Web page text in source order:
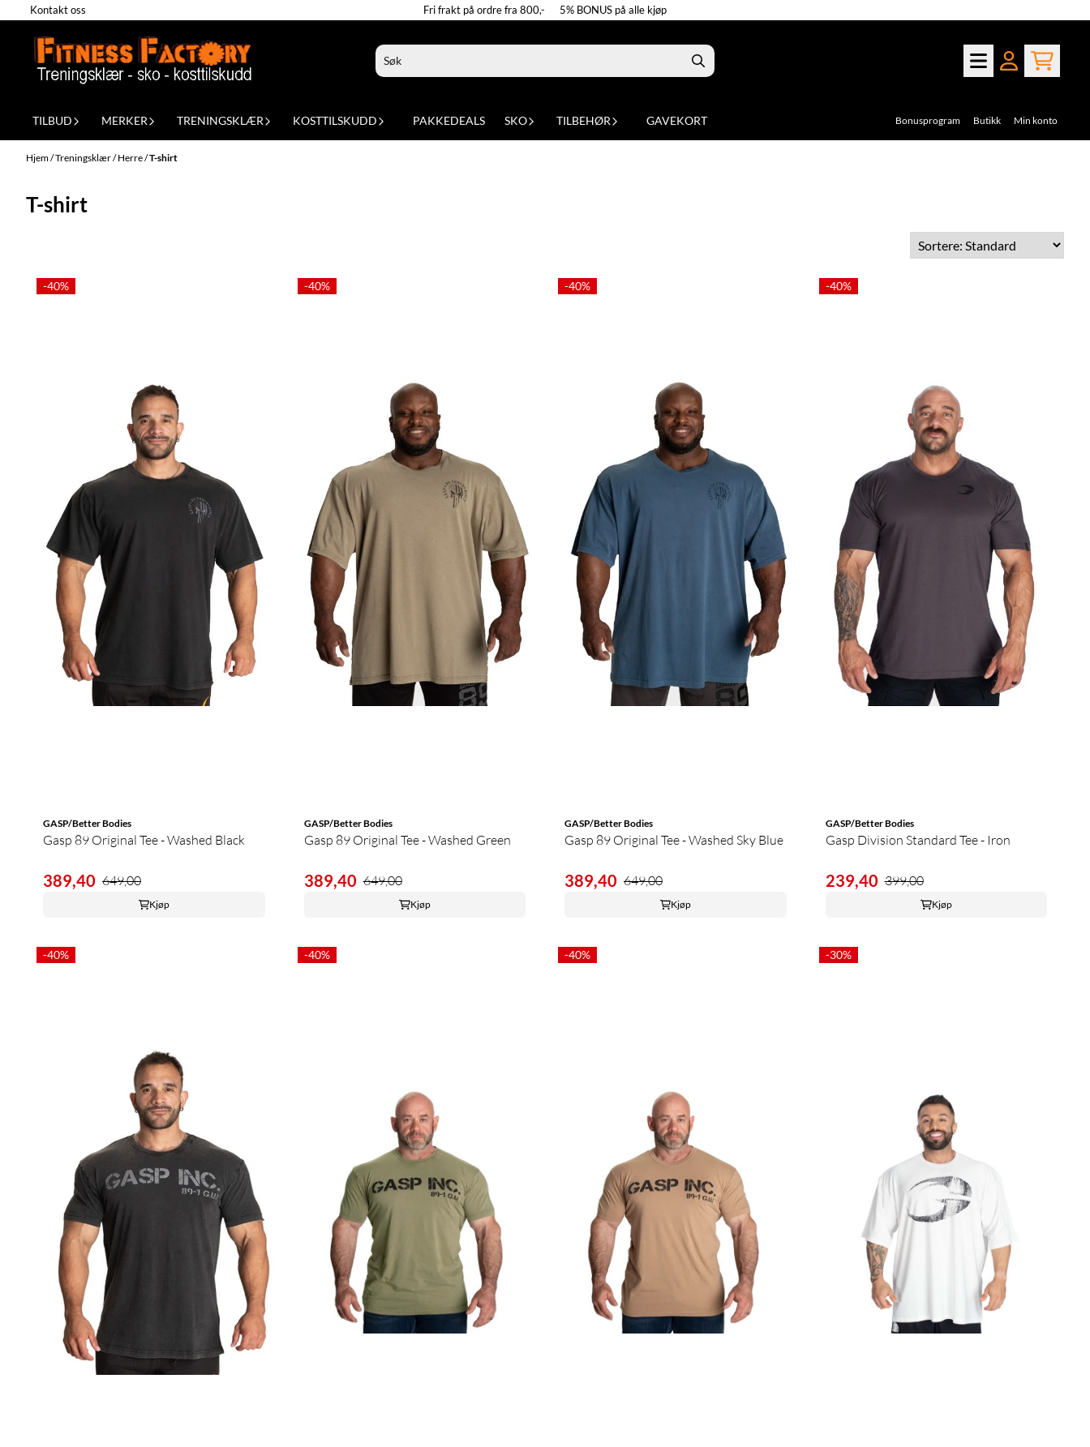
Hopp til innhold
Kontakt oss Fri frakt på ordre fra 800,- 5% BONUS på alle kjøp
TILBUD MERKER TRENINGSKLÆR KOSTTILSKUDD PAKKEDEALS SKO TILBEHØR GAVEKORT Bonusprogram Butikk Min konto
Hjem/Treningsklær/Herre/T-shirt
T-shirt
-40%
GASP/Better Bodies
Gasp 89 Original Tee - Washed Black
389,40 649,00
Kjøp
-40%
GASP/Better Bodies
Gasp 89 Original Tee - Washed Green
389,40 649,00
Kjøp
-40%
GASP/Better Bodies
Gasp 89 Original Tee - Washed Sky Blue
389,40 649,00
Kjøp
-40%
GASP/Better Bodies
Gasp Division Standard Tee - Iron
239,40 399,00
Kjøp
-40% -40% -40% -30%